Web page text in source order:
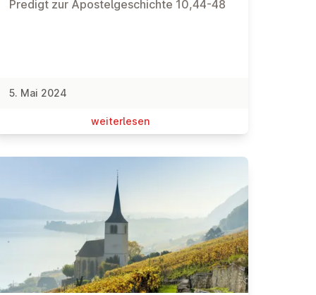
Predigt zur Apostelgeschichte 10,44-48
5. Mai 2024
wei­ter­le­sen